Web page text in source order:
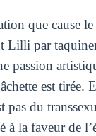
que cause
Lilli par
passion
est tirée.
pas du
à la faveur de